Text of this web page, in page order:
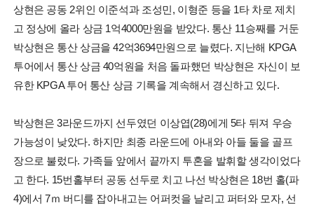
상현은 공동 2위인 이준석과 조성민, 이형준 등을 1타 차로 제치
고 정상에 올라 상금 1억4000만원을 받았다. 통산 11승째를 거둔
박상현은 통산 상금을 42억3694만원으로 늘렸다. 지난해 KPGA
투어에서 통산 상금 40억원을 처음 돌파했던 박상현은 자신이 보
유한 KPGA 투어 통산 상금 기록을 계속해서 경신하고 있다.
박상현은 3라운드까지 선두였던 이상엽(28)에게 5타 뒤져 우승
가능성이 낮았다. 하지만 최종 라운드에 아내와 아들 둘을 골프
장으로 불렀다. 가족들 앞에서 끝까지 투혼을 발휘할 생각이었다
고 한다. 15번홀부터 공동 선두로 치고 나선 박상현은 18번 홀(파
4)에서 7ｍ 버디를 잡아내고는 어퍼컷을 날리고 퍼터와 모자, 선